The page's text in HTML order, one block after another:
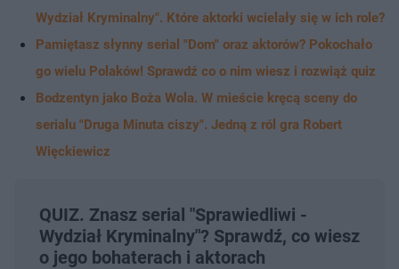
Wydział Kryminalny". Które aktorki wcielały się w ich role?
Pamiętasz słynny serial "Dom" oraz aktorów? Pokochało
go wielu Polaków! Sprawdź co o nim wiesz i rozwiąż quiz
Bodzentyn jako Boża Wola. W mieście kręcą sceny do
serialu "Druga Minuta ciszy". Jedną z ról gra Robert
Więckiewicz
QUIZ. Znasz serial "Sprawiedliwi -
Wydział Kryminalny"? Sprawdź, co wiesz
o jego bohaterach i aktorach